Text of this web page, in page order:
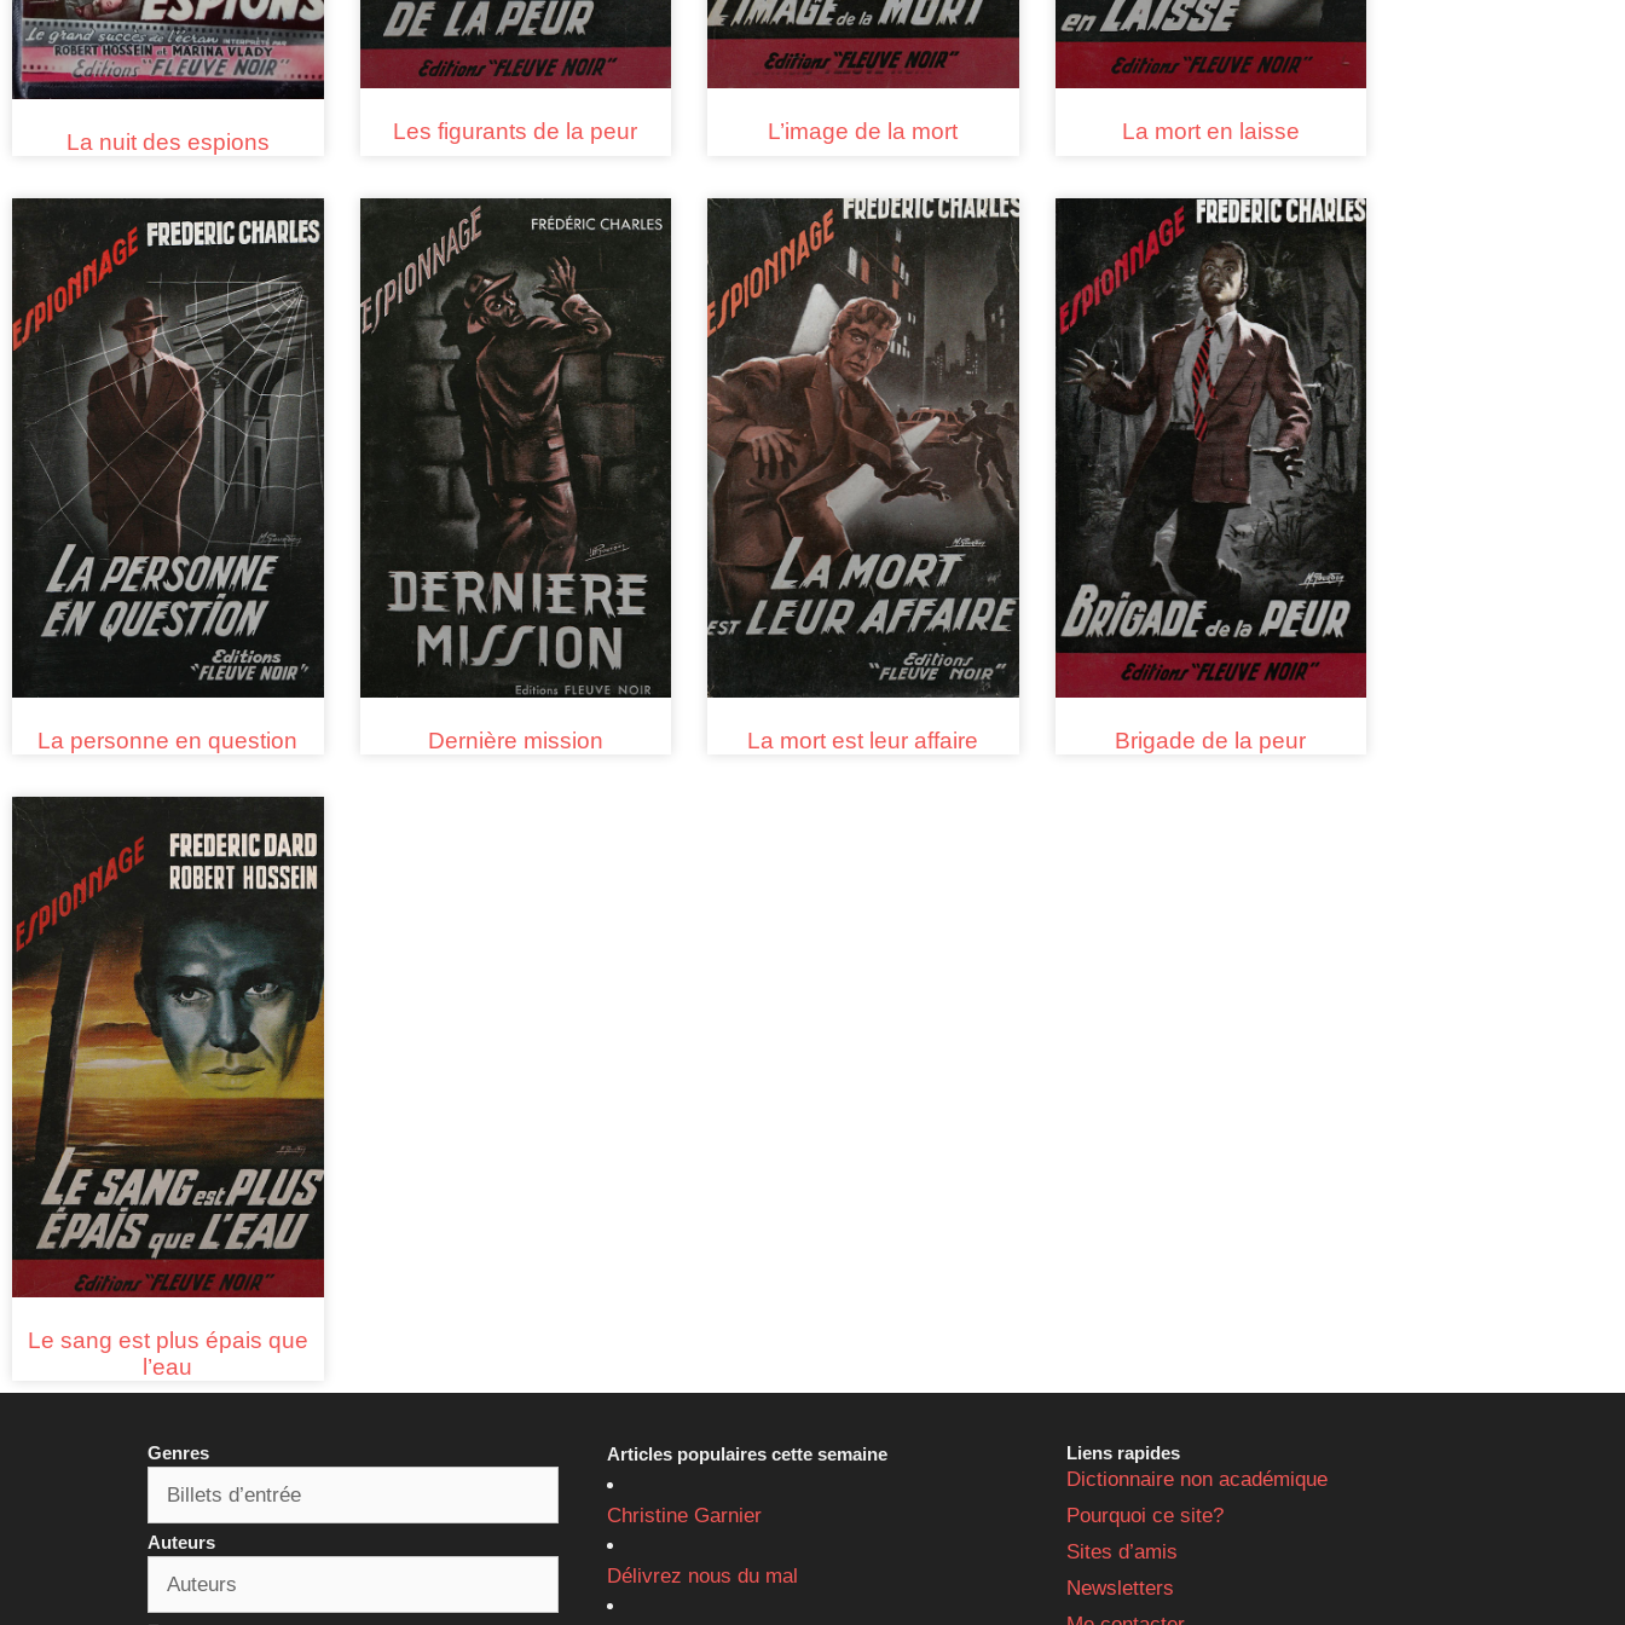
La nuit des espions Les figurants de la peur L’image de la mort La mort en laisse
La personne en question Dernière mission La mort est leur affaire Brigade de la peur
Le sang est plus épais que
l’eau
Genres
Auteurs
Articles populaires cette semaine
Christine Garnier
Délivrez nous du mal
Liens rapides
Dictionnaire non académique
Pourquoi ce site?
Sites d’amis
Newsletters